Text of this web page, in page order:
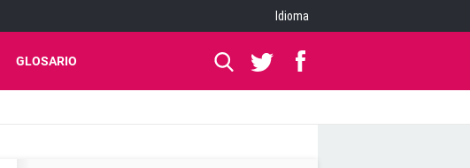
Idioma
GLOSARIO